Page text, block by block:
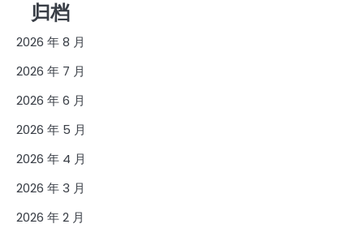
归档
2026 年 8 月
2026 年 7 月
2026 年 6 月
2026 年 5 月
2026 年 4 月
2026 年 3 月
2026 年 2 月